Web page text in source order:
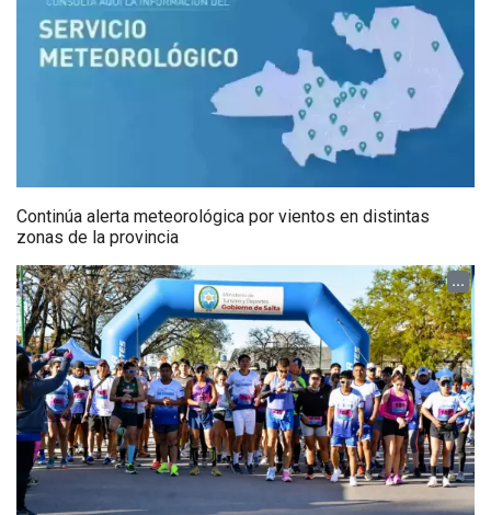
Continúa alerta meteorológica por vientos en distintas
zonas de la provincia
...